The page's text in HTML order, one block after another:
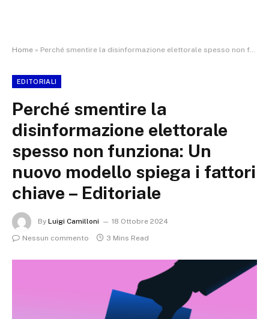
Home » Perché smentire la disinformazione elettorale spesso non funziona: Un nuovo modello spiega i fattori chiave – Editoriale
EDITORIALI
Perché smentire la
disinformazione elettorale
spesso non funziona: Un
nuovo modello spiega i fattori
chiave – Editoriale
By Luigi Camilloni
18 Ottobre 2024
Nessun commento
3 Mins Read